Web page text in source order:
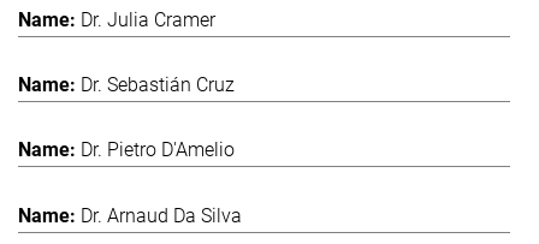
Dr. Julia Cramer
Dr. Sebastián Cruz
Dr. Pietro D'Amelio
Dr. Arnaud Da Silva